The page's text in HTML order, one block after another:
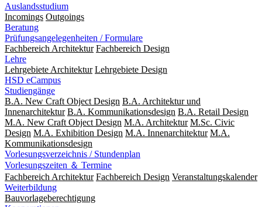
Auslandsstudium
Incomings Outgoings
Beratung
Prüfungsangelegenheiten / Formulare
Fachbereich Architektur Fachbereich Design
Lehre
Lehrgebiete Architektur Lehrgebiete Design
HSD eCampus
Studiengänge
B.A. New Craft Object Design B.A. Architektur und
Innenarchitektur B.A. Kommunikationsdesign B.A. Retail Design
M.A. New Craft Object Design M.A. Architektur M.Sc. Civic
Design M.A. Exhibition Design M.A. Innenarchitektur M.A.
Kommunikationsdesign
Vorlesungsverzeichnis / Stundenplan
Vorlesungszeiten ＆ Termine
Fachbereich Architektur Fachbereich Design Veranstaltungskalender
Weiterbildung
Bauvorlageberechtigung